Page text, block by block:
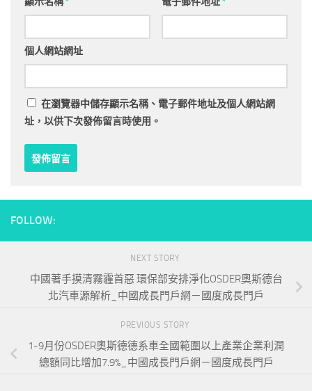
個人網站網址
在瀏覽器中儲存顯示名稱、電子郵件地址及個人網站網
址，以供下次發佈留言時使用。
FOLLOW:
NEXT STORY
中國著手摸清霧霾首惡 環保部安排淨化OSDER奧斯德台
北汽車源解析_中國成長門戶網－國度成長門戶
PREVIOUS STORY
1-9月份OSDER奧斯德德系車全國範圍以上產業企業利潤
總額同比增加7.9%_中國成長門戶網－國度成長門戶